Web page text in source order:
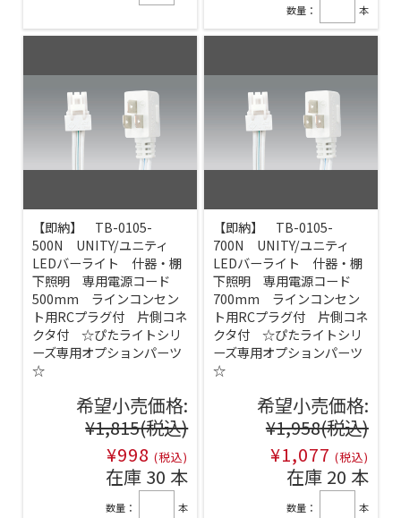
数量： 本
【即納】 TB-0105-
500N UNITY/ユニティ
LEDバーライト 什器・棚
下照明 専用電源コード
500mm ラインコンセン
ト用RCプラグ付 片側コネ
クタ付 ☆ぴたライトシリ
ーズ専用オプションパーツ
☆
希望小売価格:
¥1,815(税込)
¥998 (税込)
在庫 30 本
数量： 本
【即納】 TB-0105-
700N UNITY/ユニティ
LEDバーライト 什器・棚
下照明 専用電源コード
700mm ラインコンセン
ト用RCプラグ付 片側コネ
クタ付 ☆ぴたライトシリ
ーズ専用オプションパーツ
☆
希望小売価格:
¥1,958(税込)
¥1,077 (税込)
在庫 20 本
数量： 本